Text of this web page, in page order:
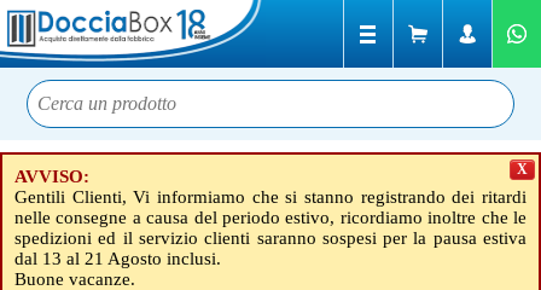
AVVISO:
Gentili Clienti, Vi informiamo che si stanno registrando dei ritardi
nelle consegne a causa del periodo estivo, ricordiamo inoltre che le
spedizioni ed il servizio clienti saranno sospesi per la pausa estiva
dal 13 al 21 Agosto inclusi.
Buone vacanze.
X